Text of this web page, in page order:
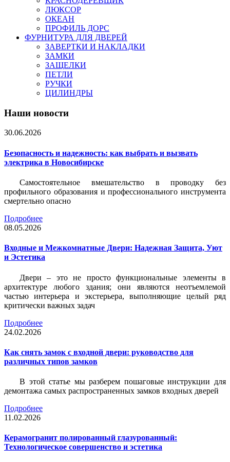
ЛЮКСОР
ОКЕАН
ПРОФИЛЬ ДОРС
ФУРНИТУРА ДЛЯ ДВЕРЕЙ
ЗАВЕРТКИ И НАКЛАДКИ
ЗАМКИ
ЗАЩЕЛКИ
ПЕТЛИ
РУЧКИ
ЦИЛИНДРЫ
Наши новости
30.06.2026
Безопасность и надежность: как выбрать и вызвать
электрика в Новосибирске
Самостоятельное вмешательство в проводку без
профильного образования и профессионального инструмента
смертельно опасно
Подробнее
08.05.2026
Входные и Межкомнатные Двери: Надежная Защита, Уют
и Эстетика
Двери – это не просто функциональные элементы в
архитектуре любого здания; они являются неотъемлемой
частью интерьера и экстерьера, выполняющие целый ряд
критически важных задач
Подробнее
24.02.2026
Как снять замок с входной двери: руководство для
различных типов замков
В этой статье мы разберем пошаговые инструкции для
демонтажа самых распространенных замков входных дверей
Подробнее
11.02.2026
Керамогранит полированный глазурованный:
Технологическое совершенство и эстетика